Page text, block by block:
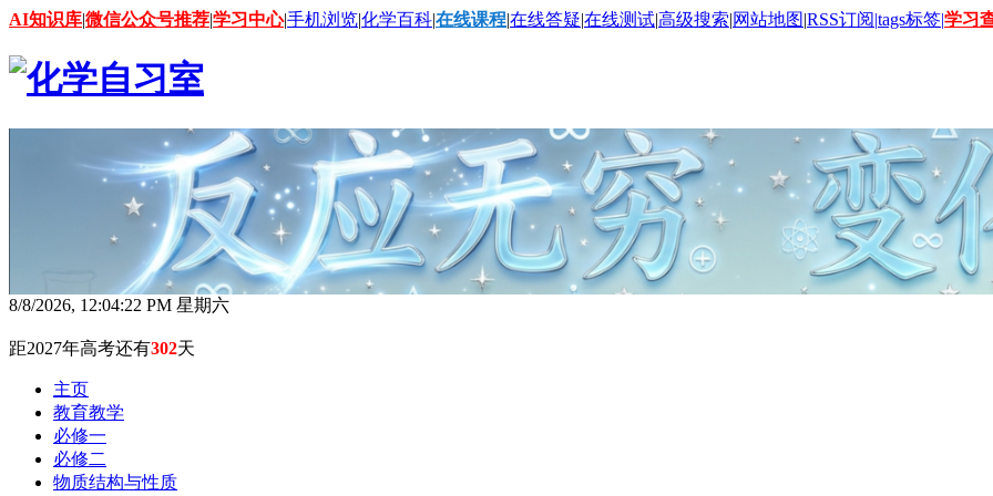
AI知识库|微信公众号推荐|学习中心|手机浏览|化学百科|在线课程|在线答疑|在线测试|高级搜索|网站地图|RSS订阅|tags标签|学习
8/8/2026, 12:04:25 PM 星期六
距2027年高考还有302天
主页
教育教学
必修一
必修二
物质结构与性质